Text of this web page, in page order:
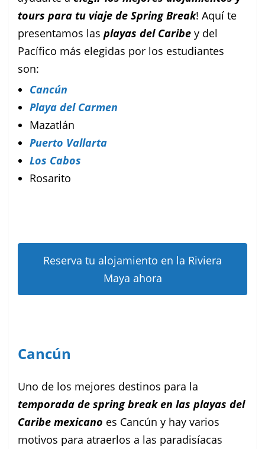
tours para tu viaje de Spring Break! Aquí te
presentamos las playas del Caribe y del
Pacífico más elegidas por los estudiantes
son:
Cancún
Playa del Carmen
Mazatlán
Puerto Vallarta
Los Cabos
Rosarito
Reserva tu alojamiento en la Riviera
Maya ahora
Cancún
Uno de los mejores destinos para la
temporada de spring break en las playas del
Caribe mexicano es Cancún y hay varios
motivos para atraerlos a las paradisíacas